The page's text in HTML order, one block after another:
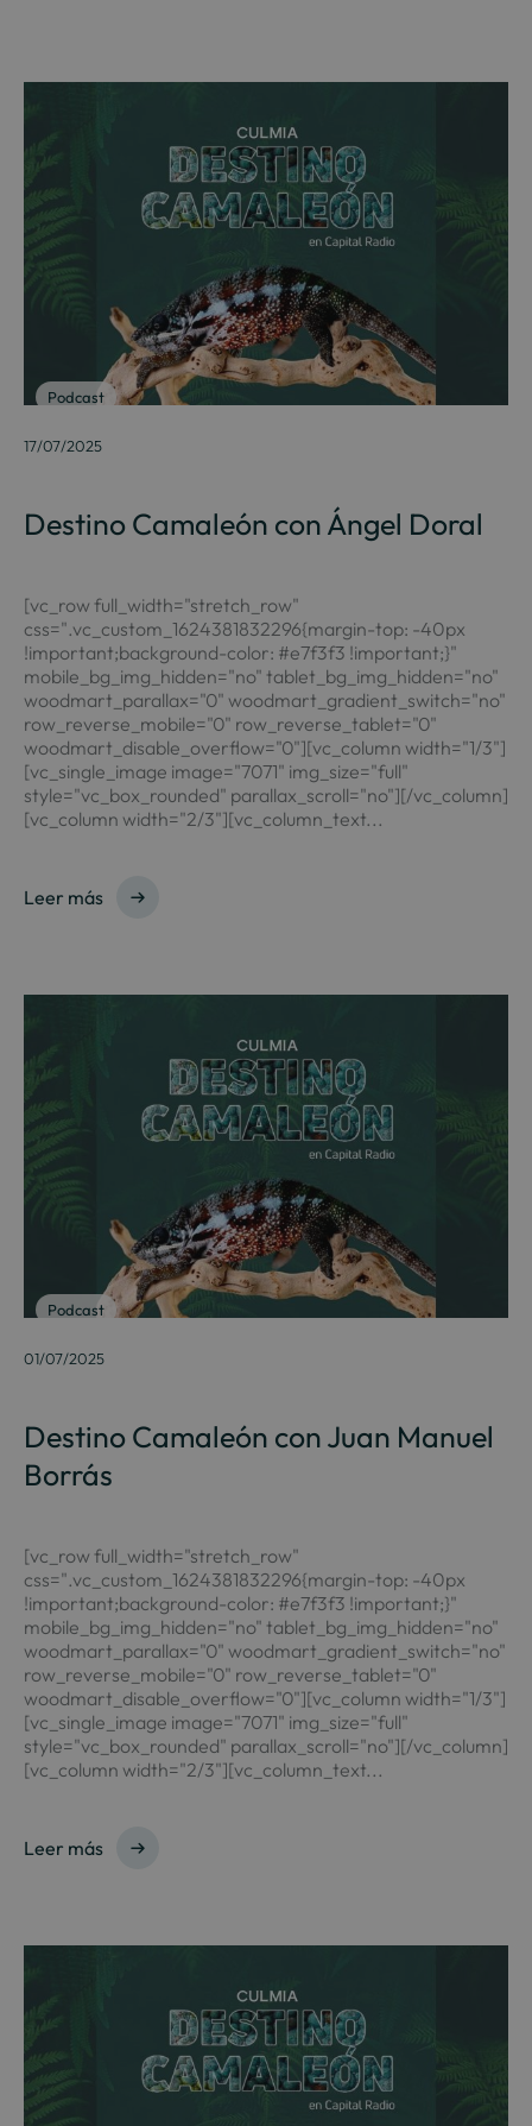
Podcast
17/07/2025
Destino Camaleón con Ángel Doral
[vc_row full_width="stretch_row"
css=".vc_custom_1624381832296{margin-top: -40px
!important;background-color: #e7f3f3 !important;}"
mobile_bg_img_hidden="no" tablet_bg_img_hidden="no"
woodmart_parallax="0" woodmart_gradient_switch="no"
row_reverse_mobile="0" row_reverse_tablet="0"
woodmart_disable_overflow="0"][vc_column width="1/3"]
[vc_single_image image="7071" img_size="full"
style="vc_box_rounded" parallax_scroll="no"][/vc_column]
[vc_column width="2/3"][vc_column_text...
Leer más
Podcast
01/07/2025
Destino Camaleón con Juan Manuel
Borrás
[vc_row full_width="stretch_row"
css=".vc_custom_1624381832296{margin-top: -40px
!important;background-color: #e7f3f3 !important;}"
mobile_bg_img_hidden="no" tablet_bg_img_hidden="no"
woodmart_parallax="0" woodmart_gradient_switch="no"
row_reverse_mobile="0" row_reverse_tablet="0"
woodmart_disable_overflow="0"][vc_column width="1/3"]
[vc_single_image image="7071" img_size="full"
style="vc_box_rounded" parallax_scroll="no"][/vc_column]
[vc_column width="2/3"][vc_column_text...
Leer más